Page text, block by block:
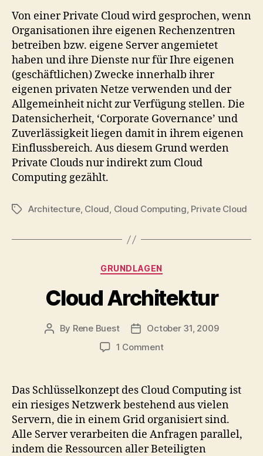
Von einer Private Cloud wird gesprochen, wenn
Organisationen ihre eigenen Rechenzentren
betreiben bzw. eigene Server angemietet
haben und ihre Dienste nur für Ihre eigenen
(geschäftlichen) Zwecke innerhalb ihrer
eigenen privaten Netze verwenden und der
Allgemeinheit nicht zur Verfügung stellen. Die
Datensicherheit, ‘Corporate Governance’ und
Zuverlässigkeit liegen damit in ihrem eigenen
Einflussbereich. Aus diesem Grund werden
Private Clouds nur indirekt zum Cloud
Computing gezählt.
TagsArchitecture, Cloud, Cloud Computing, Private Cloud
Categories
GRUNDLAGEN
Cloud Architektur
Post
By Rene Buest
PostOctober 31, 2009
1 Commenton
Das Schlüsselkonzept des Cloud Computing ist
ein riesiges Netzwerk bestehend aus vielen
Servern, die in einem Grid organisiert sind.
Alle Server verarbeiten die Anfragen parallel,
indem die Ressourcen aller Beteiligten